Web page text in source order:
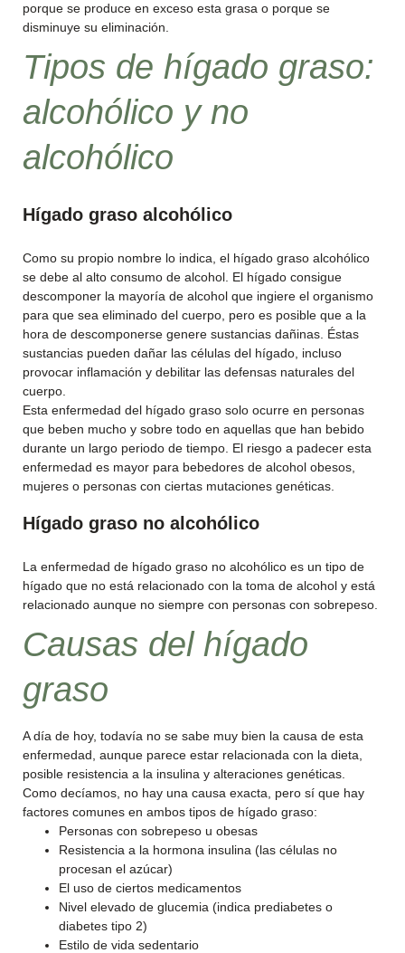
porque se produce en exceso esta grasa o porque se
disminuye su eliminación.
Tipos de hígado graso:
alcohólico y no
alcohólico
Hígado graso alcohólico
Como su propio nombre lo indica, el hígado graso alcohólico
se debe al alto consumo de alcohol. El hígado consigue
descomponer la mayoría de alcohol que ingiere el organismo
para que sea eliminado del cuerpo, pero es posible que a la
hora de descomponerse genere sustancias dañinas. Éstas
sustancias pueden dañar las células del hígado, incluso
provocar inflamación y debilitar las defensas naturales del
cuerpo.
Esta enfermedad del hígado graso solo ocurre en personas
que beben mucho y sobre todo en aquellas que han bebido
durante un largo periodo de tiempo. El riesgo a padecer esta
enfermedad es mayor para bebedores de alcohol obesos,
mujeres o personas con ciertas mutaciones genéticas.
Hígado graso no alcohólico
La enfermedad de hígado graso no alcohólico es un tipo de
hígado que no está relacionado con la toma de alcohol y está
relacionado aunque no siempre con personas con sobrepeso.
Causas del hígado
graso
A día de hoy, todavía no se sabe muy bien la causa de esta
enfermedad, aunque parece estar relacionada con la dieta,
posible resistencia a la insulina y alteraciones genéticas.
Como decíamos, no hay una causa exacta, pero sí que hay
factores comunes en ambos tipos de hígado graso:
Personas con sobrepeso u obesas
Resistencia a la hormona insulina (las células no
procesan el azúcar)
El uso de ciertos medicamentos
Nivel elevado de glucemia (indica prediabetes o
diabetes tipo 2)
Estilo de vida sedentario